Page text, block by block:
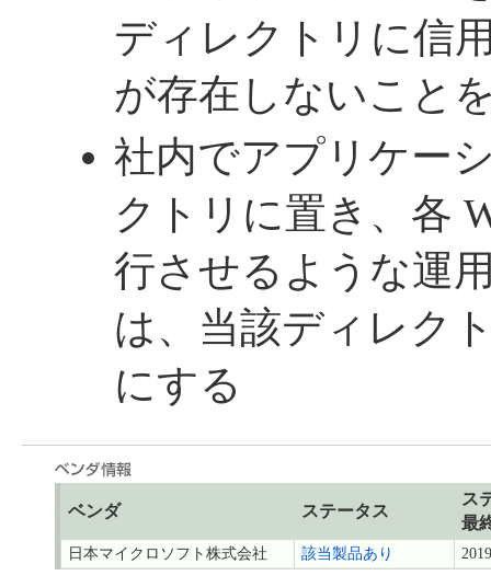
ディレクトリに信
が存在しないこと
社内でアプリケー
クトリに置き、各
行させるような運
は、当該ディレク
にする
ベンダ ステータス
ス
最
日本マイクロソフト株式会社 該当製品あり